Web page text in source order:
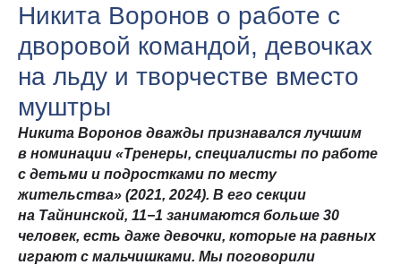
Никита Воронов о работе с
дворовой командой, девочках
на льду и творчестве вместо
муштры
Никита Воронов дважды признавался лучшим
в номинации «Тренеры, специалисты по работе
с детьми и подростками по месту
жительства» (2021, 2024). В его секции
на Тайнинской, 11−1 занимаются больше 30
человек, есть даже девочки, которые на равных
играют с мальчишками. Мы поговорили